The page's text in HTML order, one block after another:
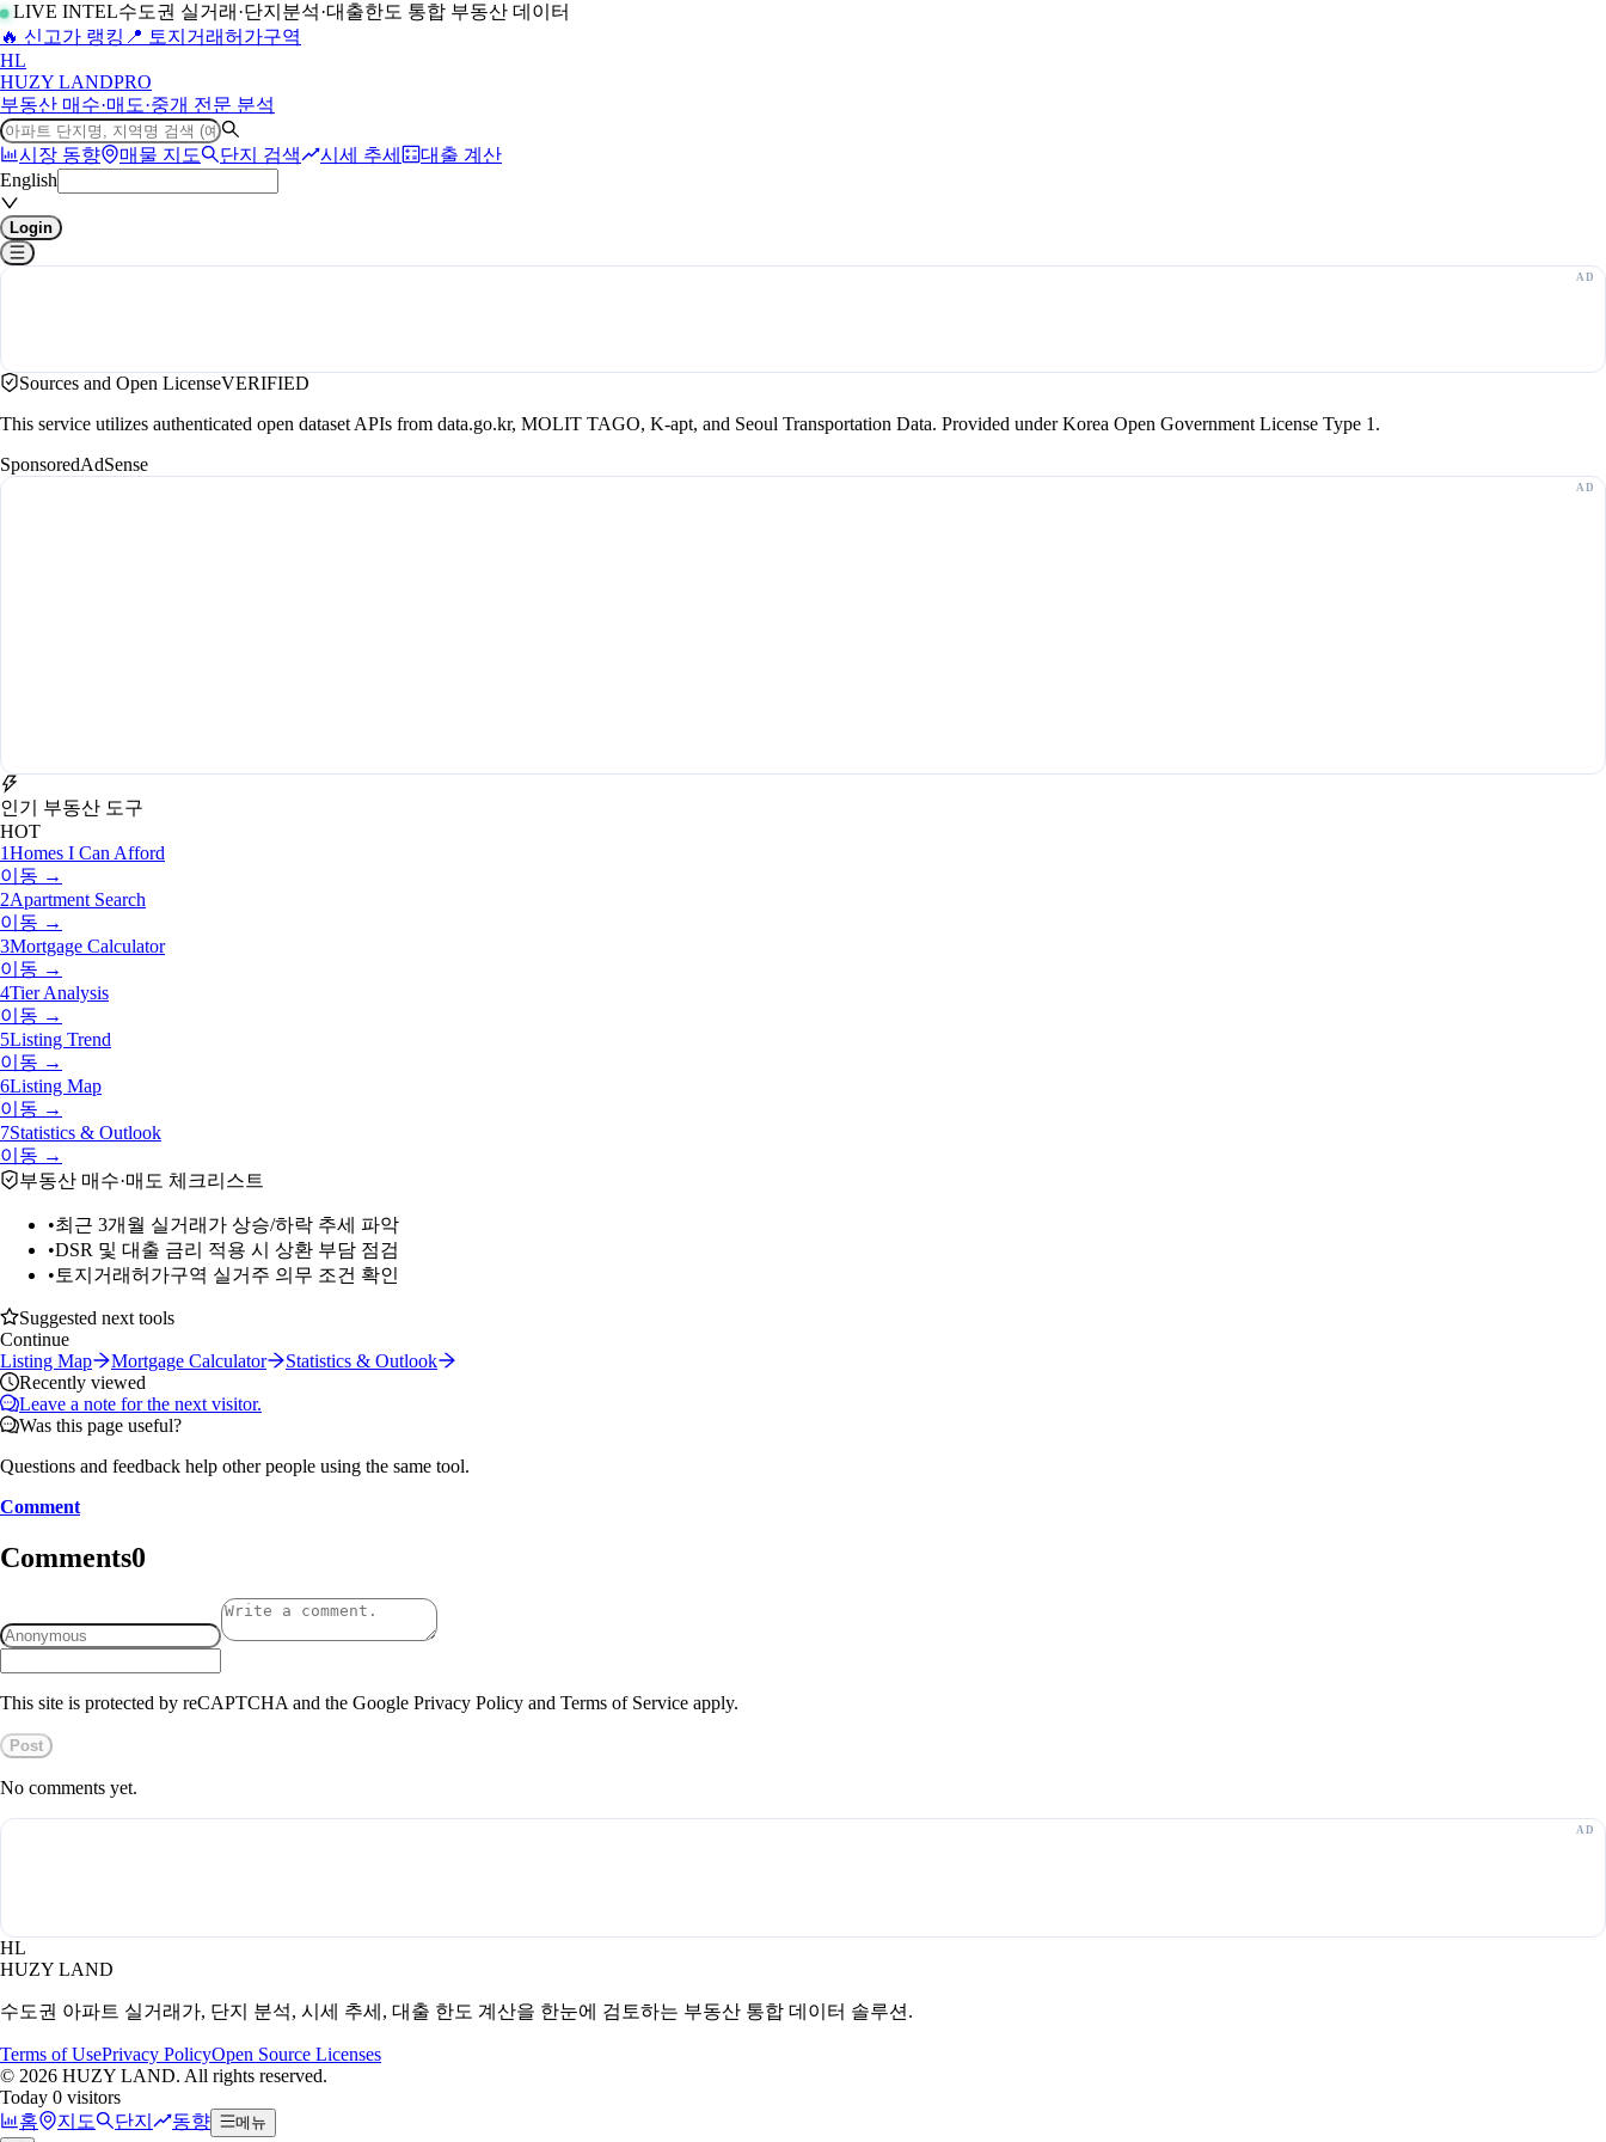
LIVE INTEL수도권 실거래·단지분석·대출한도 통합 부동산 데이터
🔥 신고가 랭킹 📍 토지거래허가구역
HL
HUZY LANDPRO
부동산 매수·매도·중개 전문 분석
시장 동향 매물 지도 단지 검색 시세 추세
대출 계산
English
Login
Sources and Open LicenseVERIFIED
This service utilizes authenticated open dataset APIs from data.go.kr, MOLIT TAGO, K-apt, and Seoul Transportation Data. Provided under Korea Open Government License Type 1.
SponsoredAdSense
인기 부동산 도구
HOT
1Homes I Can Afford
이동 →
2Apartment Search
이동 →
3Mortgage Calculator
이동 →
4Tier Analysis
이동 →
5Listing Trend
이동 →
6Listing Map
이동 →
7Statistics & Outlook
이동 →
부동산 매수·매도 체크리스트
•최근 3개월 실거래가 상승/하락 추세 파악
•DSR 및 대출 금리 적용 시 상환 부담 점검
• 토지거래허가구역 실거주 의무 조건 확인
Suggested next tools
Continue
Listing Map
Mortgage Calculator
Statistics & Outlook
Recently viewed
Leave a note for the next visitor.
Was this page useful?
Questions and feedback help other people using the same tool.
Comment
Comments0
This site is protected by reCAPTCHA and the Google Privacy Policy and Terms of Service apply.
Post
No comments yet.
HL
HUZY LAND
수도권 아파트 실거래가, 단지 분석, 시세 추세, 대출 한도 계산을 한눈에 검토하는 부동산 통합 데이터 솔루션.
Terms of UsePrivacy PolicyOpen Source Licenses
© 2026 HUZY LAND. All rights reserved.
Today 0 visitors
홈
지도 단지 동향 메뉴